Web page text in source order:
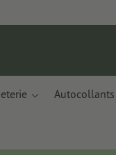
Autocollants